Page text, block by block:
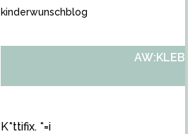
kinderwunschblog
K*ttifix. *=i